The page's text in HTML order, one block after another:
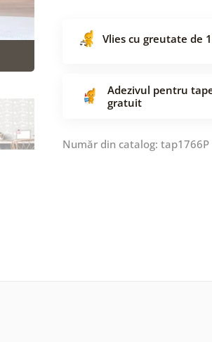
Vlies cu greutate de
Adezivul pentru
gratuit
Număr din catalog: